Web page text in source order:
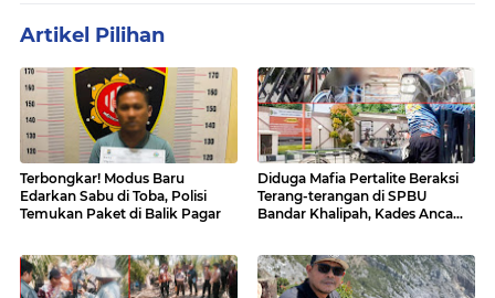
Artikel Pilihan
Terbongkar! Modus Baru
Edarkan Sabu di Toba, Polisi
Temukan Paket di Balik Pagar
Diduga Mafia Pertalite Beraksi
Terang-terangan di SPBU
Bandar Khalipah, Kades Ancam